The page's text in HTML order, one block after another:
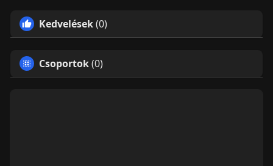
Kedvelések(0)
Csoportok(0)